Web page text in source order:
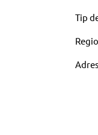
Tip